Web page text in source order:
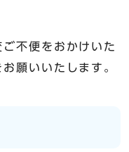
不便をおかけいた
願いいたします。